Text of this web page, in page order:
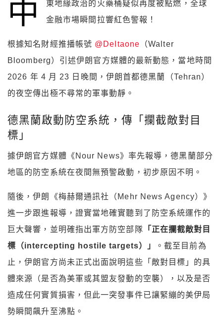
中
東地緣政治的火藥桶疑似再度被點燃，全球
金融市場瞬間拉響紅色警報！
根據知名財經推播帳號 @DeItaone （Walter
Bloomberg）引述伊朗官方媒體的最新動態，當地時間
2026 年 4 月 23 日晚間，伊朗首都德黑蘭（Tehran）
的夜空傳出極不尋常的軍事動靜。
德黑蘭啟動防空系統，傳「攔截敵對目
標」
據伊朗官方媒體《Nour News》率先報導，德黑蘭部分
地區的防空系統在夜間無預警啟動，初步原因不明。
隨後，伊朗《梅赫爾通訊社（Mehr News Agency）》
進一步跟進報導，證實當地確實聽到了防空系統運作的
巨大聲響，並明確指出軍方防空部隊 「正在攔截敵對目
標（intercepting hostile targets）」
。截至目前為
止，伊朗官方尚未正式出面說明這些「敵對目標」的具
體來源（是否為美軍或其盟友發動的空襲），以及是否
造成任何實質損害，但此一突發事件已讓緊繃的美伊局
勢瞬間飆升至沸點。